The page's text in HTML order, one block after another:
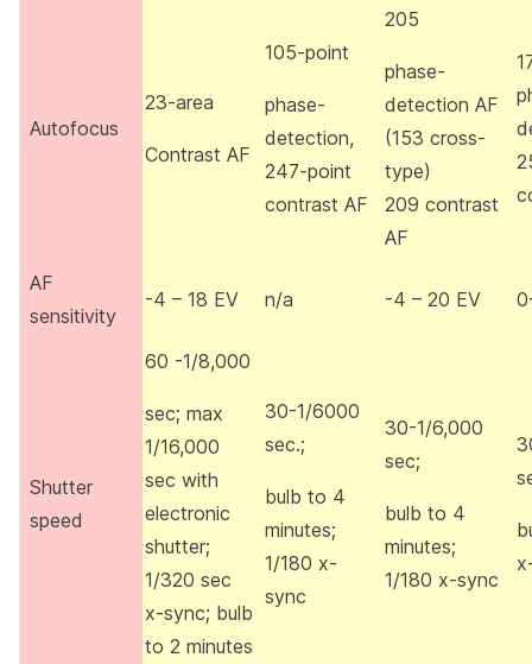
Autofocus
23-area
Contrast AF
105-point
phase-
detection,
247-point
contrast AF
205
phase-
detection AF
(153 cross-
type)
209 contrast
AF
AF
sensitivity
-4 – 18 EV n/a -4 – 20 EV
Shutter
speed
60 -1/8,000
sec; max
1/16,000
sec with
electronic
shutter;
1/320 sec
x-sync; bulb
to 2 minutes
30-1/6000
sec.;
bulb to 4
minutes;
1/180 x-
sync
30-1/6,000
sec;
bulb to 4
minutes;
1/180 x-sync